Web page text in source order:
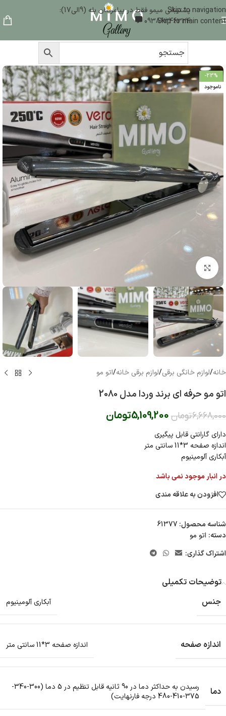
Skip to navigation
Skip to main content
پشتیبانی میمو فقط در پیامرسان بله (9الی17):
09386346324
-23%
ناموجود
بزرگنمایی تصویر
خانه/لوازم خانگی برقی/لوازم برقی خانه/اتو مو
اتو مو حرفه ای برند وردا مدل 2080
6,668,000تومان 5,109,200تومان
دارای گارانتی قابل پیگیری
اندازه صفحه 3*11 سانتی متر
آبکاری آلومینیوم
در انبار موجود نمی باشد
افزودن به علاقه مندی
شناسه محصول: 61377
دسته: اتو مو
اشتراک گذاری:
توضیحات تکمیلی
جنس
آبکاری آلومینیوم
اندازه صفحه اندازه صفحه 3*11 سانتی متر
دما
رسیدن به حداکثر دما در 90 ثانیه قابل تنظیم در 5 دما (300-340-
375-410-480 درجه فارنهایت)